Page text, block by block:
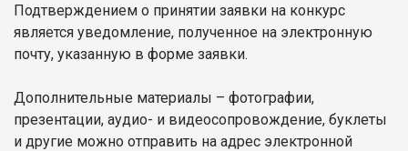
Подтверждением о принятии заявки на конкурс
является уведомление, полученное на электронную
почту, указанную в форме заявки.
Дополнительные материалы – фотографии,
презентации, аудио- и видеосопровождение, буклеты
и другие можно отправить на адрес электронной